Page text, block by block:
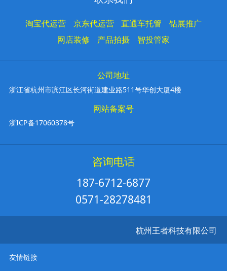
淘宝代运营 京东代运营 直通车托管
钻展推广
网店装修
产品拍摄 智投管家
公司地址
浙江省杭州市滨江区长河街道建业路511号华创大厦4楼
网站备案号
浙ICP备17060378号
咨询电话
187-6712-6877
0571-28278481
杭州王者科技有限公司
友情链接